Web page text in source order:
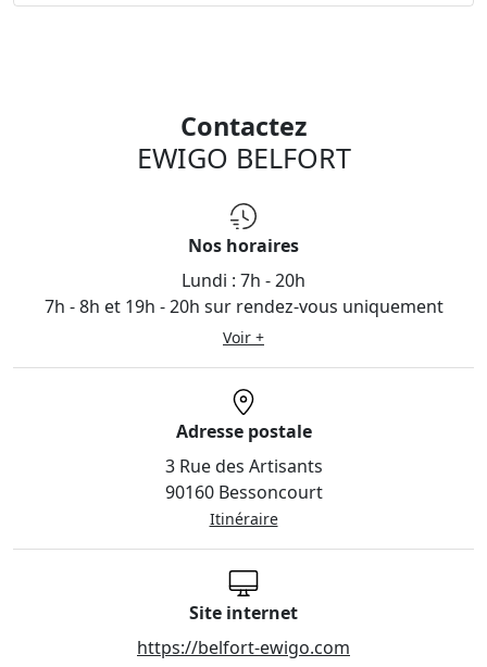
Contactez
EWIGO BELFORT
Nos horaires
Lundi : 7h - 20h
7h - 8h et 19h - 20h sur rendez-vous uniquement
Voir +
Adresse postale
3 Rue des Artisants
90160 Bessoncourt
Itinéraire
Site internet
https://belfort-ewigo.com